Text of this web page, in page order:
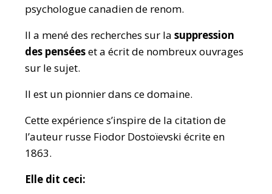
psychologue canadien de renom.
Il a mené des recherches sur la suppression
des penséeset a écrit de nombreux ouvrages
sur le sujet.
Il est un pionnier dans ce domaine.
Cette expérience s’inspire de la citation de
l’auteur russe Fiodor Dostoïevski écrite en
1863.
Elle dit ceci: